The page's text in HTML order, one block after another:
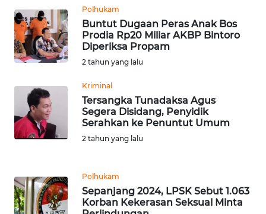
Polhukam
Buntut Dugaan Peras Anak Bos
Prodia Rp20 Miliar AKBP Bintoro
Diperiksa Propam
2 tahun yang lalu
Kriminal
Tersangka Tunadaksa Agus
Segera Disidang, Penyidik
Serahkan ke Penuntut Umum
2 tahun yang lalu
Polhukam
Sepanjang 2024, LPSK Sebut 1.063
Korban Kekerasan Seksual Minta
WN
JOGJA
WN
WN
BALI
WN
KALTENG